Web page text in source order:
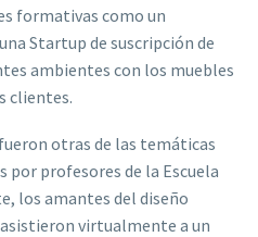
formativas como un
Startup de suscripción de
ambientes con los muebles
clientes.
otras de las temáticas
profesores de la Escuela
los amantes del diseño
virtualmente a un